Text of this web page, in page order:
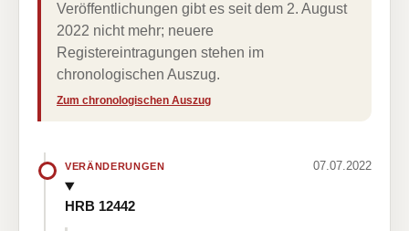
Veröffentlichungen gibt es seit dem 2. August
2022 nicht mehr; neuere
Registereintragungen stehen im
chronologischen Auszug.
Zum chronologischen Auszug
VERÄNDERUNGEN 07.07.2022
HRB 12442